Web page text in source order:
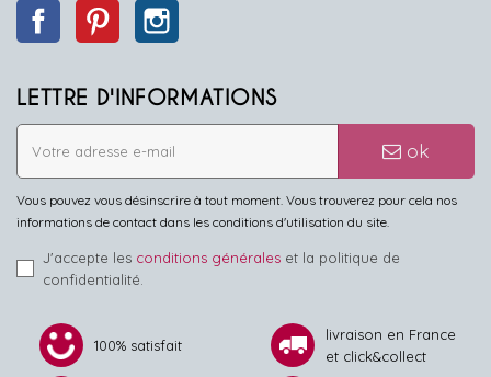
Facebook Pinterest
LETTRE D'INFORMATIONS
ok
Vous pouvez vous désinscrire à tout moment. Vous trouverez pour cela nos
informations de contact dans les conditions d'utilisation du site.
J'accepte les conditions générales et la politique de
confidentialité.
100% satisfait
livraison en France
et click&collect